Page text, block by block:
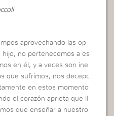
aprovechando las op
no pertenecemos a es
en él, y a veces son ine
que sufrimos, nos decepc
en estos momento
el corazón aprieta que ll
que enseñar a nuestro